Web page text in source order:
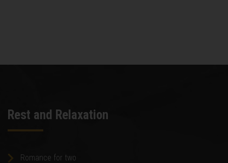
Rest and Relaxation
Romance for two